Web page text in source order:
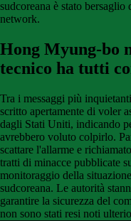
sudcoreana è stato
network.
Hong Myung-bo
tecnico ha tutti
Tra i messaggi più
scritto apertamente di voler
dagli Stati Uniti, indicando
avrebbero voluto colpirlo.
scattare l'allarme e
tratti di minacce pubblicate
monitoraggio della
sudcoreana. Le autorità
garantire la sicurezza del
non sono stati resi noti